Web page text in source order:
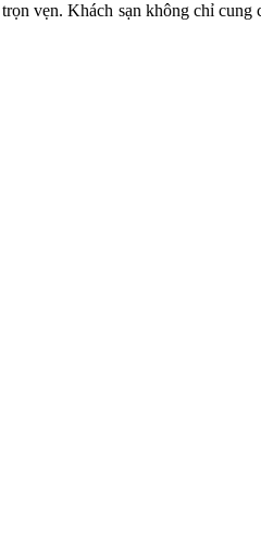
vẹn. Khách sạn không chỉ cung